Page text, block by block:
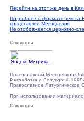
Перейти на этот же день в
Подробнее о формате текста
представлен Месяцеслов
Не отображается церковно-
Спонсоры:
Православный Месяцеслов
Разработка и Copyright ©
Православное Литургическое
При использовании
Спонсоры: